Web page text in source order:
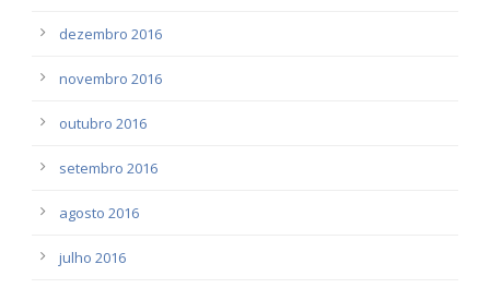
dezembro 2016
novembro 2016
outubro 2016
setembro 2016
agosto 2016
julho 2016